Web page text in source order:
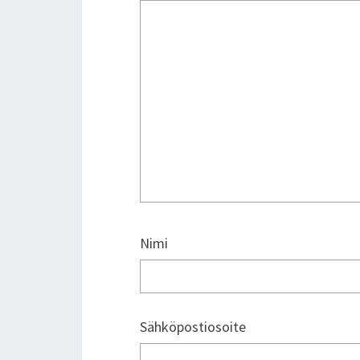
Nimi
Sähköpostiosoite